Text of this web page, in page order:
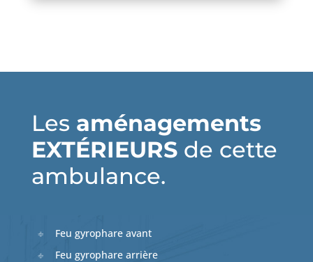
Les aménagements
EXTÉRIEURSde cette
ambulance.
Feu gyrophare avant
Feu gyrophare arrière